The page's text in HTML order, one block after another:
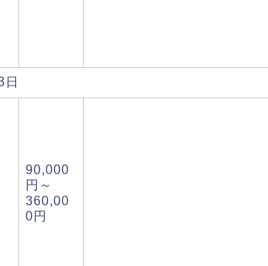
90,000
円～
360,00
0円